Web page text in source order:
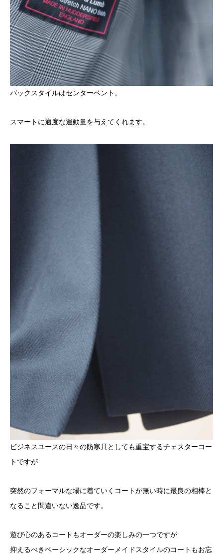
バックスタイルはセンターベント。
スマートに適度な運動量を与えてくれます。
ビジネスユースの日々の防寒具としても重宝するチェスターコー
トですが
突然のフォーマルな場に着ていくコートが無い時に最良の相棒と
なること間違いない逸品です。
遊び心のあるコートもオーダーの楽しみの一つですが
抑えるべきベーシックなオーダーメイドスタイルのコートもお忘